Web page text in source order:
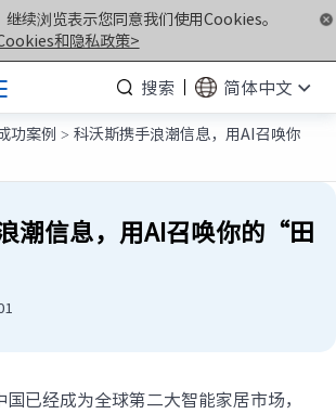
续浏览表示您同意我们使用Cookies。
和隐私政策>
搜索
简体中文
功案例 > 科沃斯携手浪潮信息，用AI召唤你
潮信息，用AI召唤你的“田
已经成为全球第二大智能家居市场，